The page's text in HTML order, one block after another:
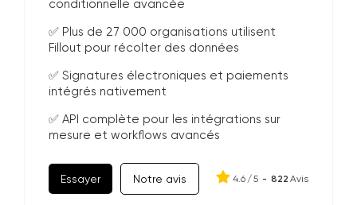
conditionnelle avancée
✅ Plus de 27 000 organisations utilisent
Fillout pour récolter des données
✅ Signatures électroniques et paiements
intégrés nativement
✅ API complète pour les intégrations sur
mesure et workflows avancés
Essayer Notre avis 4.6 /5 - 822 Avis